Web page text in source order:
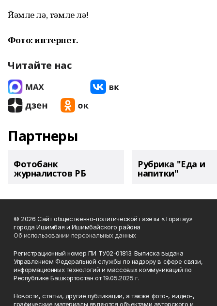
Йәмле лә, тәмле лә!
Фото: интернет.
Читайте нас
Партнеры
Фотобанк
журналистов РБ
Рубрика "Еда и
напитки"
© 2026 Сайт общественно-политической газеты «Торатау»
города Ишимбая и Ишимбайского района
Об использовании персональных данных
Регистрационный номер ПИ ТУ02-01813. Выписка выдана
Управлением Федеральной службы по надзору в сфере связи,
информационных технологий и массовых коммуникаций по
Республике Башкортостан от 19.05.2025 г.
Новости, статьи, другие публикации, а также фото-, видео-,
графические материалы являются объектами авторского и